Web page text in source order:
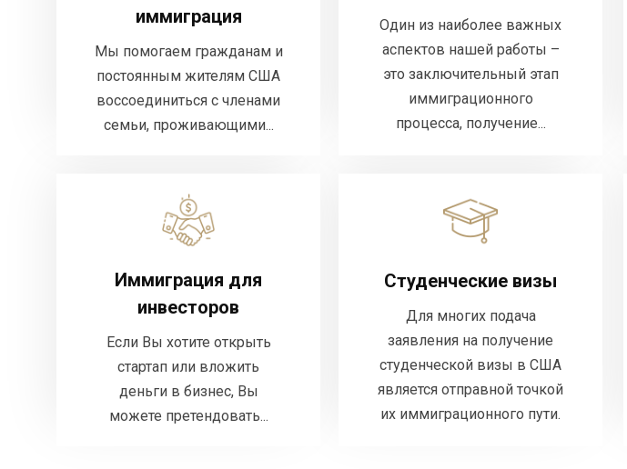
иммиграция
Мы помогаем гражданам и
постоянным жителям США
воссоединиться с членами
семьи, проживающими...
воссоединиться с членами
семьи, проживающими...
ДЕТАЛЬНЕЕ
Иммиграция для
инвесторов
Если Вы хотите открыть
стартап или вложить
деньги в бизнес, Вы
можете претендовать...
Иммиграция для
инвесторов
Если Вы хотите открыть
стартап или вложить деньги в
претендовать...
Один из наиболее важных
аспектов нашей работы –
это заключительный этап
иммиграционного
процесса, получение...
иммиграционного процесса,
Студенческие визы
Для многих подача
заявления на получение
студенческой визы в США
является отправной точкой
их иммиграционного пути.
Студенческие визы
на получение студенческой
отправной точкой их
иммиграционного пути.